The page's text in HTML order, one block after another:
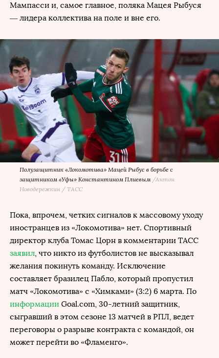
Мампасси и, самое главное, поляка Мацея Рыбуся
— лидера коллектива на поле и вне его.
Полузащитник «Локомотива» Мацей Рыбус в борьбе с
защитником «Уфы» Константином Плиевым /Антон
Новодережкин / ТАСС
Пока, впрочем, четких сигналов к массовому уходу
иностранцев из «Локомотива» нет. Спортивный
директор клуба Томас Цорн в комментарии ТАСС
заявил, что никто из футболистов не высказывал
желания покинуть команду. Исключение
составляет бразилец Пабло, который пропустил
матч «Локомотива» с «Химками» (3:2) 6 марта. По
информации Goal.com, 30-летний защитник,
сыгравший в этом сезоне 13 матчей в РПЛ, ведет
переговоры о разрыве контракта с командой, он
может перейти во «Фламенго».